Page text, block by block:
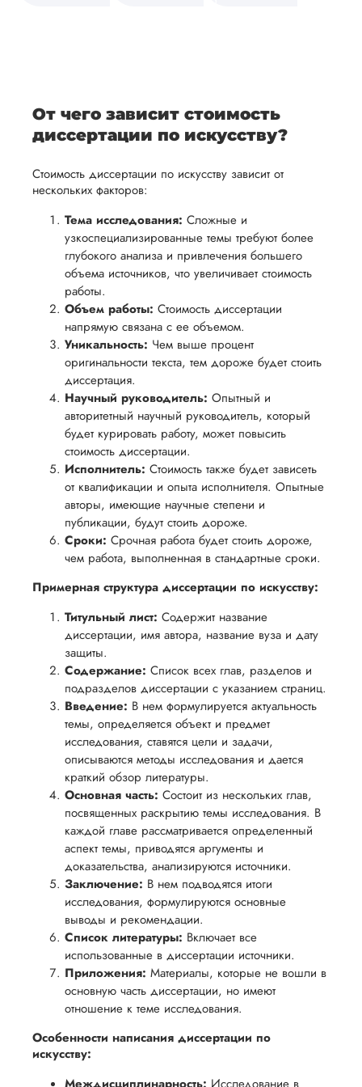
темы.
готовы
предоставить
в
подготовке
презентации
и речи
перед
защитой.
Наша
цель -
обеспечить
вам
уверенность
в своей
работе и
помочь
вам
успешно
пройти
процесс
защиты
работы.
и
проведения
проверки
работы,
установленная
сумма
будет
возвращена
заказчику.
стремимся
осуществлять
процесс
возврата
способом,
удобным
для вас,
разумные
сроки
после
утверждения
запроса
на
возврат.
работы. В
начале
сотрудничества
мы
и
договоримся
о сроках
чтобы
учесть
все
аспекты
написания
работы.
От чего зависит стоимость
диссертации по искусству?
Стоимость диссертации по искусству зависит от
нескольких факторов:
Тема исследования: Сложные и
узкоспециализированные темы требуют более
глубокого анализа и привлечения большего
объема источников, что увеличивает стоимость
работы.
Объем работы: Стоимость диссертации
напрямую связана с ее объемом.
Уникальность: Чем выше процент
оригинальности текста, тем дороже будет стоить
диссертация.
Научный руководитель: Опытный и
авторитетный научный руководитель, который
будет курировать работу, может повысить
стоимость диссертации.
Исполнитель: Стоимость также будет зависеть
от квалификации и опыта исполнителя. Опытные
авторы, имеющие научные степени и
публикации, будут стоить дороже.
Сроки: Срочная работа будет стоить дороже,
чем работа, выполненная в стандартные сроки.
Примерная структура диссертации по искусству:
Титульный лист: Содержит название
диссертации, имя автора, название вуза и дату
защиты.
Содержание: Список всех глав, разделов и
подразделов диссертации с указанием страниц.
Введение: В нем формулируется актуальность
темы, определяется объект и предмет
исследования, ставятся цели и задачи,
описываются методы исследования и дается
краткий обзор литературы.
Основная часть: Состоит из нескольких глав,
посвященных раскрытию темы исследования. В
каждой главе рассматривается определенный
аспект темы, приводятся аргументы и
доказательства, анализируются источники.
Заключение: В нем подводятся итоги
исследования, формулируются основные
выводы и рекомендации.
Список литературы: Включает все
использованные в диссертации источники.
Приложения: Материалы, которые не вошли в
основную часть диссертации, но имеют
отношение к теме исследования.
Особенности написания диссертации по
искусству: